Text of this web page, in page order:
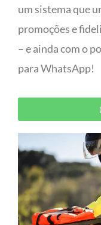
um sistema que
promoções e
– e ainda com o
para WhatsApp!